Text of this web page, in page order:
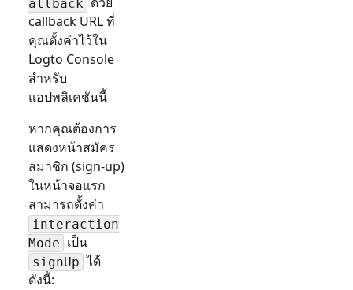
allback
callback URL ที่
คุณตั้งค่าไว้ใน
Logto Console
สำหรับ
แอปพลิเคชันนี้
หากคุณต้องการ
แสดงหน้าสมัคร
สมาชิก (sign-up)
ในหน้าจอแรก
สามารถตั้งค่า
interaction
Mode เป็น
signUp ได้
ดังนี้: